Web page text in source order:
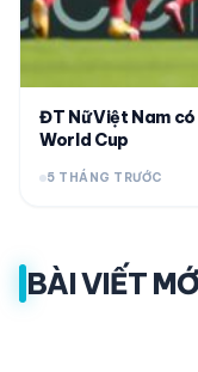
ĐT Nữ Việt Nam
World Cup
5 THÁNG TRƯỚC
BÀI VIẾT